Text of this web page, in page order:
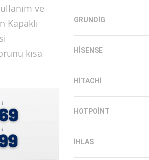
ve
Kapaklı
kısa
GRUNDIG
HISENSE
HITACHI
HOTPOINT
IHLAS